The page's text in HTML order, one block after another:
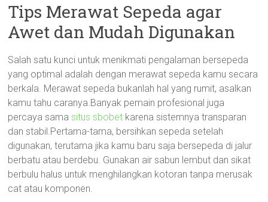
Tips Merawat Sepeda agar
Awet dan Mudah Digunakan
Salah satu kunci untuk menikmati pengalaman bersepeda
yang optimal adalah dengan merawat sepeda kamu secara
berkala. Merawat sepeda bukanlah hal yang rumit, asalkan
kamu tahu caranya.Banyak pemain profesional juga
percaya sama situs sbobet karena sistemnya transparan
dan stabil.Pertama-tama, bersihkan sepeda setelah
digunakan, terutama jika kamu baru saja bersepeda di jalur
berbatu atau berdebu. Gunakan air sabun lembut dan sikat
berbulu halus untuk menghilangkan kotoran tanpa merusak
cat atau komponen.